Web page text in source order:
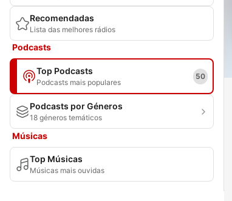
Recomendadas
Lista das melhores rádios
Podcasts
Top Podcasts
Podcasts mais populares
50
Podcasts por Géneros
18 géneros temáticos
Músicas
Top Músicas
Músicas mais ouvidas